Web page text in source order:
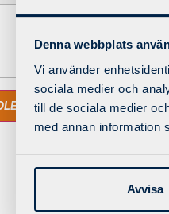
Denna webbplats
Vi använder
sociala medier och
till de sociala medier
med annan information
Avvisa